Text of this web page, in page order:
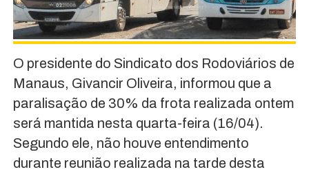
O presidente do Sindicato dos Rodoviários de
Manaus, Givancir Oliveira, informou que a
paralisação de 30% da frota realizada ontem
será mantida nesta quarta-feira (16/04).
Segundo ele, não houve entendimento
durante reunião realizada na tarde desta